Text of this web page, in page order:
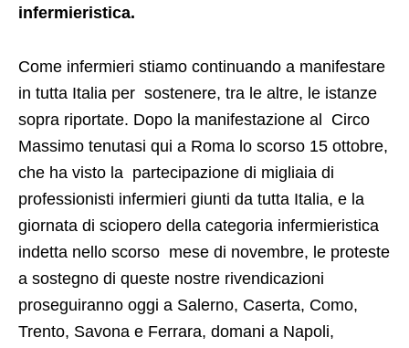
infermieristica.
Come infermieri stiamo continuando a manifestare
in tutta Italia per sostenere, tra le altre, le istanze
sopra riportate. Dopo la manifestazione al Circo
Massimo tenutasi qui a Roma lo scorso 15 ottobre,
che ha visto la partecipazione di migliaia di
professionisti infermieri giunti da tutta Italia, e la
giornata di sciopero della categoria infermieristica
indetta nello scorso mese di novembre, le proteste
a sostegno di queste nostre rivendicazioni
proseguiranno oggi a Salerno, Caserta, Como,
Trento, Savona e Ferrara, domani a Napoli,